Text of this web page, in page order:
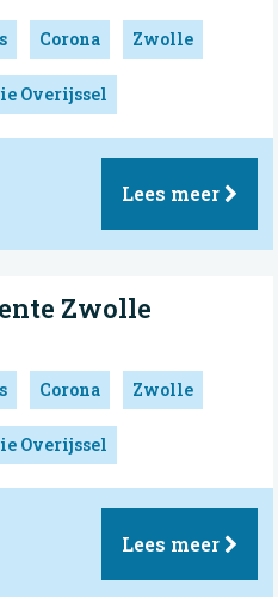
Corona Zwolle
Overijssel
Lees meer
Zwolle
Corona Zwolle
Overijssel
Lees meer